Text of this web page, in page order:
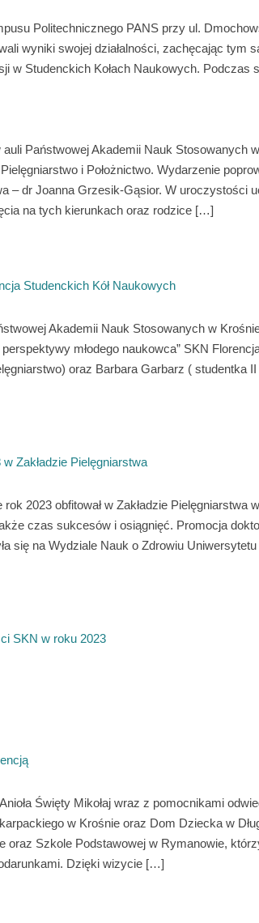
Politechnicznego PANS przy ul.
wyniki swojej działalności, zachęcając
w Studenckich Kołach Naukowych. Podczas
Państwowej Akademii Nauk
i Położnictwo. Wydarzenie
– dr Joanna Grzesik-Gąsior. W
na tych kierunkach oraz rodzice […]
Studenckich Kół Naukowych
Akademii Nauk Stosowanych w
młodego naukowca” SKN
oraz Barbara Garbarz (
Zakładzie Pielęgniarstwa
rok 2023 obfitował w Zakładzie
czas sukcesów i osiągnięć. Promocja
się na Wydziale Nauk o Zdrowiu
SKN w roku 2023
Święty Mikołaj wraz z pomocnikami
w Krośnie oraz Dom Dziecka w
oraz Szkole Podstawowej w Rymanowie,
Dzięki wizycie […]